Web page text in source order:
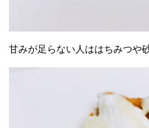
甘みが足らない人ははちみつや